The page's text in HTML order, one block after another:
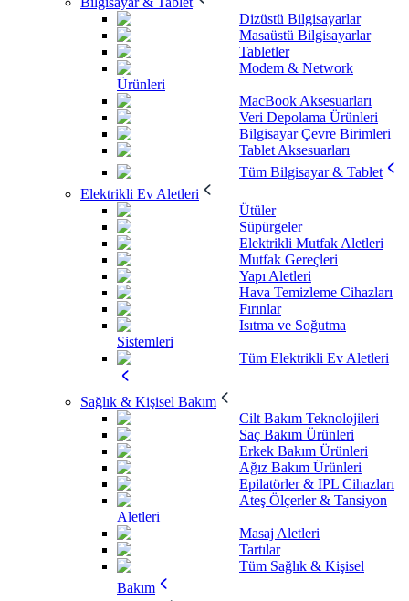
Dizüstü Bilgisayarlar
Masaüstü Bilgisayarlar
Tabletler
Modem & Network
Ürünleri
MacBook Aksesuarları
Veri Depolama Ürünleri
Bilgisayar Çevre Birimleri
Tablet Aksesuarları
Tüm Bilgisayar & Tablet
Elektrikli Ev Aletleri
Ütüler
Süpürgeler
Elektrikli Mutfak Aletleri
Mutfak Gereçleri
Yapı Aletleri
Hava Temizleme Cihazları
Fırınlar
Isıtma ve Soğutma
Sistemleri
Tüm Elektrikli Ev Aletleri
Sağlık & Kişisel Bakım
Cilt Bakım Teknolojileri
Saç Bakım Ürünleri
Erkek Bakım Ürünleri
Ağız Bakım Ürünleri
Epilatörler & IPL Cihazları
Ateş Ölçerler & Tansiyon
Aletleri
Masaj Aletleri
Tartılar
Tüm Sağlık & Kişisel
Bakım